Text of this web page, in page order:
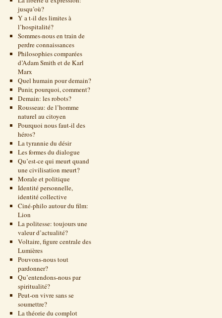
jusqu’où?
Y a t-il des limites à
l’hospitalité?
Sommes-nous en train de
perdre connaissances
Philosophies comparées
d’Adam Smith et de Karl
Marx
Quel humain pour demain?
Punir, pourquoi, comment?
Demain: les robots?
Rousseau: de l’homme
naturel au citoyen
Pourquoi nous faut-il des
héros?
La tyrannie du désir
Les formes du dialogue
Qu’est-ce qui meurt quand
une civilisation meurt?
Morale et politique
Identité personnelle,
identité collective
Ciné-philo autour du film:
Lion
La politesse: toujours une
valeur d’actualité?
Voltaire, figure centrale des
Lumières
Pouvons-nous tout
pardonner?
Qu’entendons-nous par
spiritualité?
Peut-on vivre sans se
soumettre?
La théorie du complot